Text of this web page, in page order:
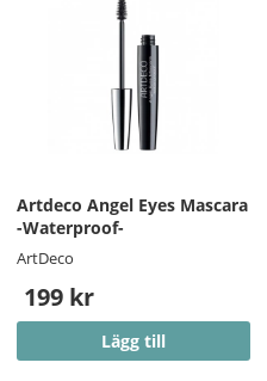
Artdeco Angel Eyes Mascara
-Waterproof-
ArtDeco
199 kr
Lägg till